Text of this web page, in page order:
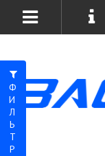
ФИЛЬТР